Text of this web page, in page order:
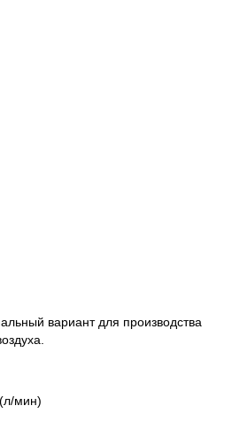
вариант для производства
мин)